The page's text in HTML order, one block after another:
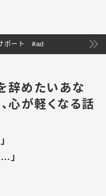
ポート #ad
辞めたいあな
心が軽くなる話
」